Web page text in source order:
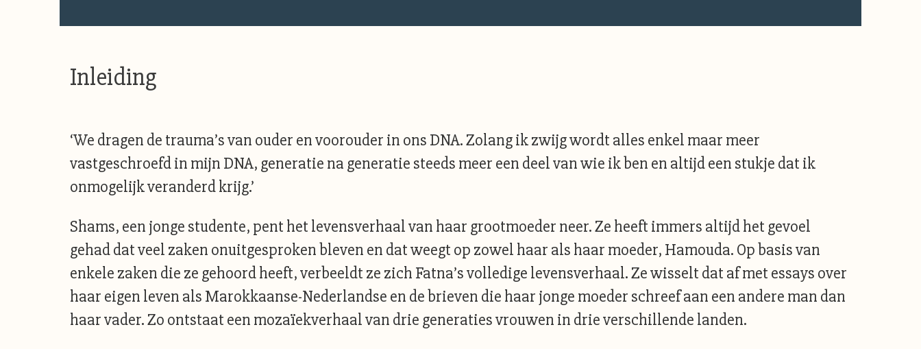
Inleiding
‘We dragen de trauma’s van ouder en voorouder in ons DNA. Zolang ik zwijg wordt alles enkel maar meer
vastgeschroefd in mijn DNA, generatie na generatie steeds meer een deel van wie ik ben en altijd een stukje dat ik
onmogelijk veranderd krijg.’
Shams, een jonge studente, pent het levensverhaal van haar grootmoeder neer. Ze heeft immers altijd het gevoel
gehad dat veel zaken onuitgesproken bleven en dat weegt op zowel haar als haar moeder, Hamouda. Op basis van
enkele zaken die ze gehoord heeft, verbeeldt ze zich Fatna’s volledige levensverhaal. Ze wisselt dat af met essays over
haar eigen leven als Marokkaanse-Nederlandse en de brieven die haar jonge moeder schreef aan een andere man dan
haar vader. Zo ontstaat een mozaïekverhaal van drie generaties vrouwen in drie verschillende landen.